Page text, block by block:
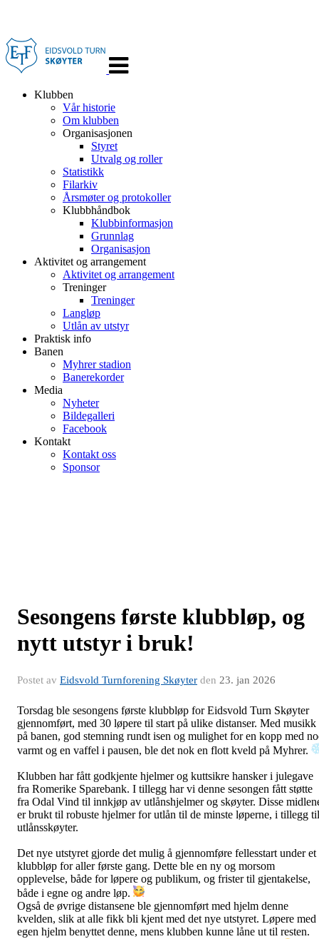
navigasjon
Klubben
Vår historie
Om klubben
Organisasjonen
Styret
Utvalg og roller
Statistikk
Filarkiv
Årsmøter og protokoller
Klubbhåndbok
Klubbinformasjon
Grunnlag
Organisasjon
Aktivitet og arrangement
Aktivitet og arrangement
Treninger
Treninger
Langløp
Utlån av utstyr
Praktisk info
Banen
Myhrer stadion
Banerekorder
Media
Nyheter
Bildegalleri
Facebook
Kontakt
Kontakt oss
Sponsor
Sesongens første klubbløp, og
nytt utstyr i bruk!
Postet av Eidsvold Turnforening Skøyter den 23. jan 2026
Torsdag ble sesongens første klubbløp for Eidsvold Turn Skøyter
gjennomført, med 30 løpere til start på ulike distanser. Med musikk
på banen, god stemning rundt isen og mulighet for en kopp med
varmt og en vaffel i pausen, ble det nok en flott kveld på Myhrer.
Klubben har fått godkjente hjelmer og kuttsikre hansker i julegave
fra Romerike Sparebank. I tillegg har vi denne sesongen fått støtte
fra Odal Vind til innkjøp av utlånshjelmer og skøyter. Disse
er brukt til robuste hjelmer for utlån til de minste løperne, i tillegg til
utlånsskøyter.
Det nye utstyret gjorde det mulig å gjennomføre fellesstart under et
klubbløp for aller første gang. Dette ble en ny og morsom
opplevelse, både for løpere og publikum, og frister til gjentakelse,
både i egne og andre løp.
Også de øvrige distansene ble gjennomført med hjelm denne
kvelden, slik at alle fikk bli kjent med det nye utstyret. Løpere med
egen hjelm benyttet denne, mens klubben kunne låne ut til resten.